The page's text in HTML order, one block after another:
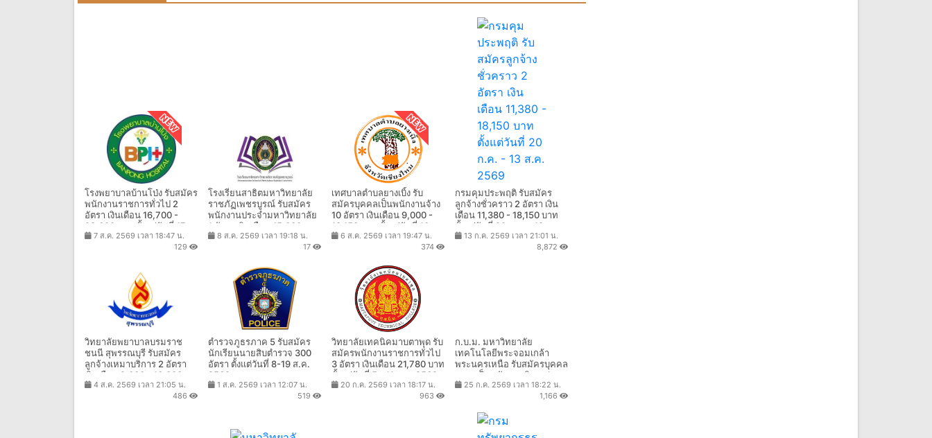
โรงพยาบาลบ้านโป่ง รับสมัคร
พนักงานราชการทั่วไป 2
อัตรา เงินเดือน 16,700 -
23,600 บาท ตั้งแต่วันที่ 17 -
21 ส.ค. 2569
7 ส.ค. 2569 เวลา 18:47 น.
129
โรงเรียนสาธิตมหาวิทยาลัย
ราชภัฏเพชรบูรณ์ รับสมัคร
พนักงานประจำมหาวิทยาลัย
1 อัตรา เงินเดือน 15,000 บาท
ตั้งแต่บัดนี้ - 19 ส.ค. 2569
8 ส.ค. 2569 เวลา 19:18 น.
17
เทศบาลตำบลยางเบิ้ง รับ
สมัครบุคคลเป็นพนักงานจ้าง
10 อัตรา เงินเดือน 9,000 -
18,150 บาท ตั้งแต่วันที่ 10 -
19 ส.ค. 2569
6 ส.ค. 2569 เวลา 19:47 น.
374
กรมคุมประพฤติ รับสมัคร
ลูกจ้างชั่วคราว 2 อัตรา เงิน
เดือน 11,380 - 18,150 บาท
ตั้งแต่วันที่ 20 ก.ค. - 13 ส.ค.
2569
13 ก.ค. 2569 เวลา 21:01 น.
8,872
วิทยาลัยพยาบาลบรมราช
ชนนี สุพรรณบุรี รับสมัคร
ลูกจ้างเหมาบริการ 2 อัตรา
เงินเดือน 9,000 - 10,000
บาท ตั้งแต่วันที่ 1-10 ส.ค.
4 ส.ค. 2569 เวลา 21:05 น.
486
ตำรวจภูธรภาค 5 รับสมัคร
นักเรียนนายสิบตำรวจ 300
อัตรา ตั้งแต่วันที่ 8-19 ส.ค.
2569
1 ส.ค. 2569 เวลา 12:07 น.
519
วิทยาลัยเทคนิคมาบตาพุด รับ
สมัครพนักงานราชการทั่วไป
3 อัตรา เงินเดือน 21,780 บาท
ตั้งแต่วันที่ 5 - 11 ส.ค. 2569
20 ก.ค. 2569 เวลา 18:17 น.
963
ก.บ.ม. มหาวิทยาลัย
เทคโนโลยีพระจอมเกล้า
พระนครเหนือ รับสมัครบุคคล
บรรจุเป็นพนักงานพิเศษ 1
อัตรา เงินเดือน 16,900 บาท
ตั้งแต่บัดนี้ - 13 ส.ค. 2569
25 ก.ค. 2569 เวลา 18:22 น.
1,166